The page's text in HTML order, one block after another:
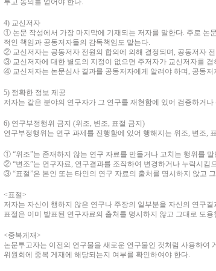
투고 동의를 얻어야 한다.
4) 교신저자
① 논문 작성에서 가장 마지막에 기재되는 저자를 말한다. 주로 논
적인 책임과 공동저자들의 감독책임도 맡는다.
② 교신저자는 공동저자 전원의 합의에 의해 결정되며, 공동저자
③ 교신저자에 대한 별도의 지정이 없으면 주저자가 교신저자를
④ 교신저자는 논문심사 결과를 공동저자에게 알려야 하며, 공동저
5) 정확한 정보 제공
저자는 같은 분야의 연구자가 그 연구를 재현함에 있어 검증하거
6) 연구부정행위 금지 (위조, 변조, 표절 금지 )
연구부정행위는 연구 과제를 진행함에 있어 행해지는 위조, 변조,
① “위조”는 존재하지 않는 연구 자료를 만들거나 고치는 행위를 말
② “변조”는 연구자료, 연구결과를 조작하여 변경하거나 누락시킴
③ “표절”은 본인 또는 타인의 연구 자료의 출처를 명시하지 않고
<표절>
저자는 자신이 행하지 않은 연구나 주장의 일부분을 자신의 연구
표절은 이미 발표된 연구자료의 출처를 명시하지 않고 그대로 도용
<중복게재>
논문투고자는 이전의 연구물을 새로운 연구물인 것처럼 사용하여
위원회에 중복 게재에 해당되는지 여부를 확인하여야 한다.